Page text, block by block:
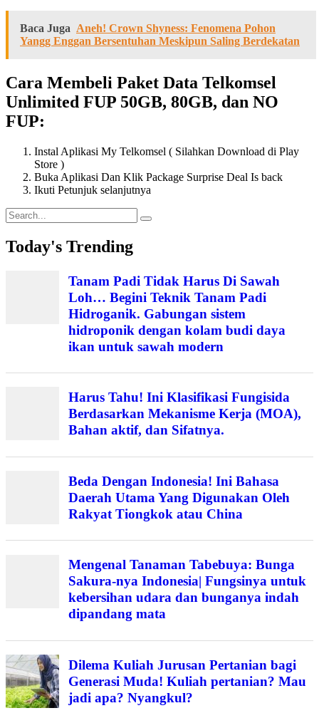
Baca Juga Aneh! Crown Shyness: Fenomena Pohon
Yangg Enggan Bersentuhan Meskipun Saling Berdekatan
Cara Membeli Paket Data Telkomsel
Unlimited FUP 50GB, 80GB, dan NO
FUP:
Instal Aplikasi My Telkomsel ( Silahkan Download di Play
Store )
Buka Aplikasi Dan Klik Package Surprise Deal Is back
Ikuti Petunjuk selanjutnya
Search
for:
Today's Trending
Tanam Padi Tidak Harus Di Sawah
Loh… Begini Teknik Tanam Padi
Hidroganik. Gabungan sistem
hidroponik dengan kolam budi daya
ikan untuk sawah modern
Harus Tahu! Ini Klasifikasi Fungisida
Berdasarkan Mekanisme Kerja (MOA),
Bahan aktif, dan Sifatnya.
Beda Dengan Indonesia! Ini Bahasa
Daerah Utama Yang Digunakan Oleh
Rakyat Tiongkok atau China
Mengenal Tanaman Tabebuya: Bunga
Sakura-nya Indonesia| Fungsinya untuk
kebersihan udara dan bunganya indah
dipandang mata
Dilema Kuliah Jurusan Pertanian bagi
Generasi Muda! Kuliah pertanian? Mau
jadi apa? Nyangkul?